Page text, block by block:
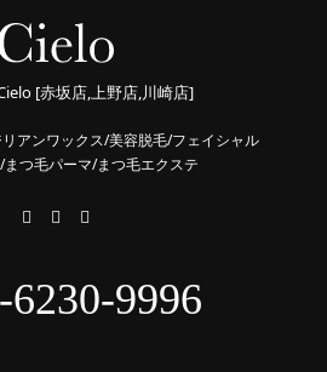
[赤坂店,上野店,川崎店]
アンワックス/美容脱毛/フェイシャル
つ毛パーマ/まつ毛エクステ
6230-9996